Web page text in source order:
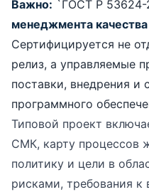
Важно: `ГОСТ Р 53624-
менеджмента качества
Сертифицируется не
релиз, а управляемые
поставки, внедрения и
программного
Типовой проект
СМК, карту процессов
политику и цели в
рисками, требования